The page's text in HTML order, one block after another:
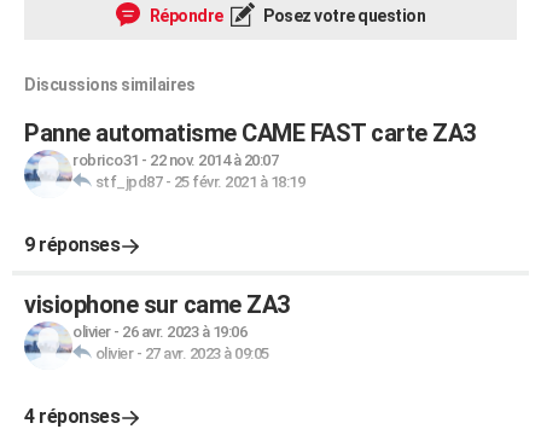
Répondre Posez votre question
Discussions similaires
Panne automatisme CAME FAST carte ZA3
robrico31 - 22 nov. 2014 à 20:07
stf_jpd87- 25 févr. 2021 à 18:19
9 réponses
visiophone sur came ZA3
olivier- 26 avr. 2023 à 19:06
olivier- 27 avr. 2023 à 09:05
4 réponses